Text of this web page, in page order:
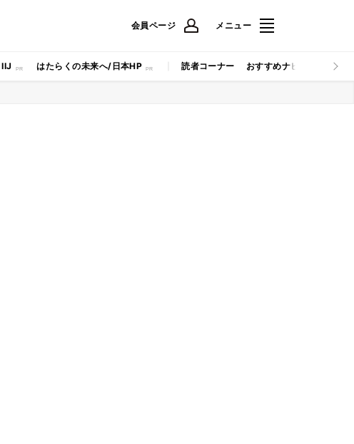
会員ページ メニュー
IIJ はたらくの未来へ/日本HP 読者コーナー おすすめナビ マイナビ